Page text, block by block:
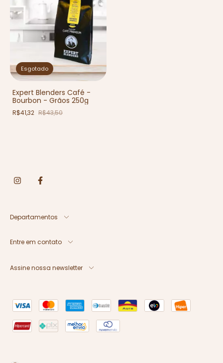
Esgotado
Expert Blenders Café -
Bourbon - Grãos 250g
R$41,32 R$43,50
Departamentos
Entre em contato
Assine nossa newsletter